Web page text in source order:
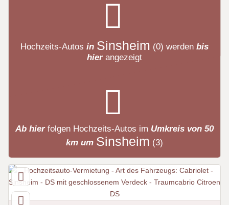
Hochzeits-Autos in Sinsheim (0) werden bis
hierangezeigt
Ab hier folgen Hochzeits-Autos im Umkreis von 50
km um Sinsheim (3)